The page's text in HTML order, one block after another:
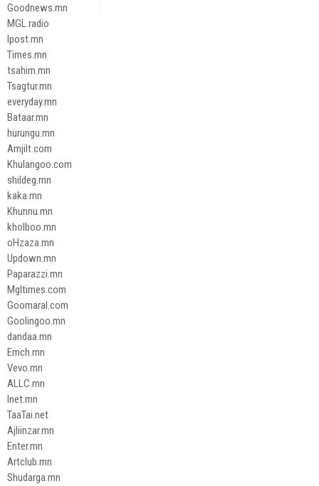
Goodnews.mn
MGL radio
Ipost.mn
Times.mn
tsahim.mn
Tsagtur.mn
everyday.mn
Bataar.mn
hurungu.mn
Amjilt.com
Khulangoo.com
shildeg.mn
kaka.mn
Khunnu.mn
kholboo.mn
oHzaza.mn
Updown.mn
Paparazzi.mn
Mgltimes.com
Goomaral.com
Goolingoo.mn
dandaa.mn
Emch.mn
Vevo.mn
ALLC.mn
Inet.mn
TaaTai.net
Ajliinzar.mn
Enter.mn
Artclub.mn
Shudarga.mn